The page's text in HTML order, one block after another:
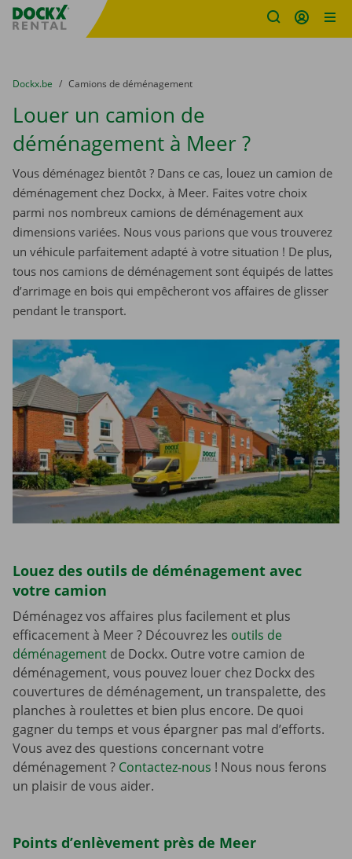
sitename
You are here:
du
Dockx.be to
Camions de déménagement
Louer un camion de
déménagement à Meer ?
Vous déménagez bientôt ? Dans ce cas, louez un camion de
déménagement chez Dockx, à Meer. Faites votre choix
parmi nos nombreux camions de déménagement aux
dimensions variées. Nous vous parions que vous trouverez
un véhicule parfaitement adapté à votre situation ! De plus,
tous nos camions de déménagement sont équipés de lattes
d’arrimage en bois qui empêcheront vos affaires de glisser
pendant le transport.
Louez des outils de déménagement avec
votre camion
Déménagez vos affaires plus facilement et plus
efficacement à Meer ? Découvrez les outils de
déménagement de Dockx. Outre votre camion de
déménagement, vous pouvez louer chez Dockx des
couvertures de déménagement, un transpalette, des
planches à roulettes et bien plus encore. De quoi
gagner du temps et vous épargner pas mal d’efforts.
Vous avez des questions concernant votre
déménagement ? Contactez-nous ! Nous nous ferons
un plaisir de vous aider.
Points d’enlèvement près de Meer